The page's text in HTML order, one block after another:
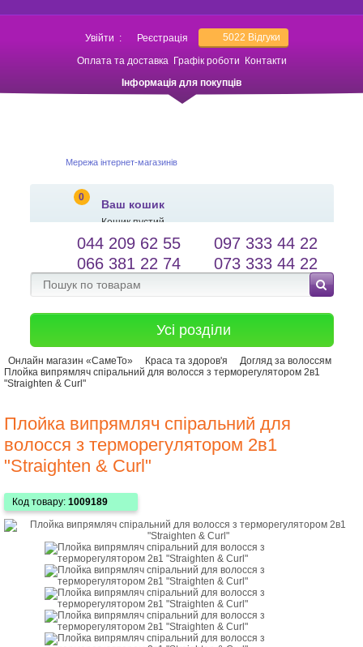
Увійти : Реєстрація 5022 Відгуки
Оплата та доставка Графік роботи
Контакти
Інформація для покупців
Мережа інтернет-магазинів
0
Ваш кошик
Кошик пустий
salessameto@gmail.com
Зворотній зв'язок
Мова сайту
044 209 62 55
097 333 44 22
066 381 22 74
073 333 44 22
Усі розділи
Онлайн магазин «СамеТо» Краса та здоров'я
Догляд за волоссям
Плойка випрямляч спіральний для волосся з терморегулятором 2в1
"Straighten & Curl"
Плойка випрямляч спіральний для
волосся з терморегулятором 2в1
"Straighten & Curl"
Код товару: 1009189